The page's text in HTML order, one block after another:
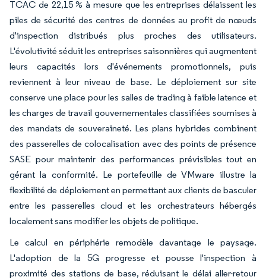
TCAC de 22,15 % à mesure que les entreprises délaissent les
piles de sécurité des centres de données au profit de nœuds
d'inspection distribués plus proches des utilisateurs.
L'évolutivité séduit les entreprises saisonnières qui augmentent
leurs capacités lors d'événements promotionnels, puis
reviennent à leur niveau de base. Le déploiement sur site
conserve une place pour les salles de trading à faible latence et
les charges de travail gouvernementales classifiées soumises à
des mandats de souveraineté. Les plans hybrides combinent
des passerelles de colocalisation avec des points de présence
SASE pour maintenir des performances prévisibles tout en
gérant la conformité. Le portefeuille de VMware illustre la
flexibilité de déploiement en permettant aux clients de basculer
entre les passerelles cloud et les orchestrateurs hébergés
localement sans modifier les objets de politique.
Le calcul en périphérie remodèle davantage le paysage.
L'adoption de la 5G progresse et pousse l'inspection à
proximité des stations de base, réduisant le délai aller-retour